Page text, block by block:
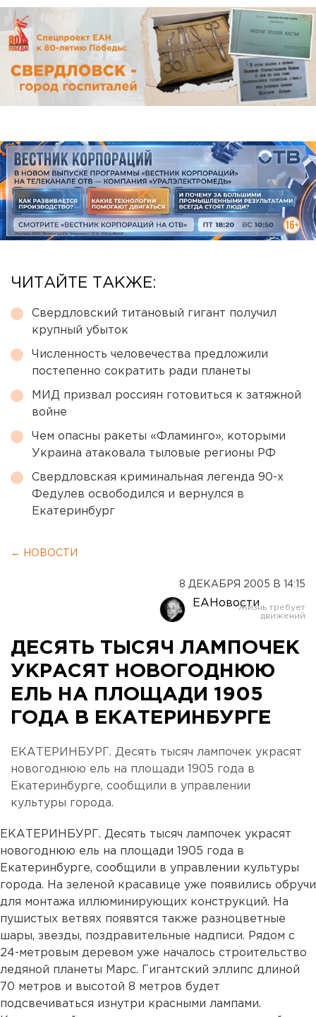
ЧИТАЙТЕ ТАКЖЕ:
Свердловский титановый гигант получил
крупный убыток
Численность человечества предложили
постепенно сократить ради планеты
МИД призвал россиян готовиться к затяжной
войне
Чем опасны ракеты «Фламинго», которыми
Украина атаковала тыловые регионы РФ
Свердловская криминальная легенда 90-х
Федулев освободился и вернулся в
Екатеринбург
← НОВОСТИ
8 ДЕКАБРЯ 2005 В 14:15
ЕАНовости
ДЕСЯТЬ ТЫСЯЧ ЛАМПОЧЕК
УКРАСЯТ НОВОГОДНЮЮ
ЕЛЬ НА ПЛОЩАДИ 1905
ГОДА В ЕКАТЕРИНБУРГЕ
ЕКАТЕРИНБУРГ. Десять тысяч лампочек украсят
новогоднюю ель на площади 1905 года в
Екатеринбурге, сообщили в управлении
культуры города.
ЕКАТЕРИНБУРГ. Десять тысяч лампочек украсят
новогоднюю ель на площади 1905 года в
Екатеринбурге, сообщили в управлении культуры
города. На зеленой красавице уже появились обручи
для монтажа иллюминирующих конструкций. На
пушистых ветвях появятся также разноцветные
шары, звезды, поздравительные надписи. Рядом с
24-метровым деревом уже началось строительство
ледяной планеты Марс. Гигантский эллипс длиной
70 метров и высотой 8 метров будет
подсвечиваться изнутри красными лампами.